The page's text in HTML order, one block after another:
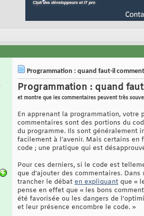
Programmation : quand faut-il
Programmation : quand
et montre que les commentaires peuvent très
En apprenant la programmation, votre
commentaires sont des portions du
du programme. Ils sont généralement
facilement à l’avenir. Mais certains
code ; une pratique qui est
Pour ces derniers, si le code est
que d’ajouter des commentaires.
trancher le débat en expliquant que «
pense en effet que « les bons
été favorisée ou les dangers de
et leur présence encombre le code. »